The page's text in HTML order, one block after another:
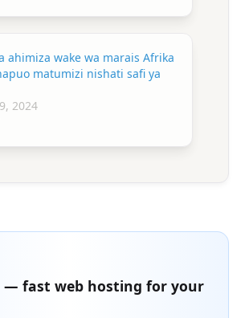
ahimiza wake wa marais Afrika
matumizi nishati safi ya
2024
— fast web hosting for your